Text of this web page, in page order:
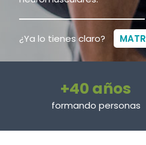
¿Ya lo tienes claro?
+40 años
formando personas